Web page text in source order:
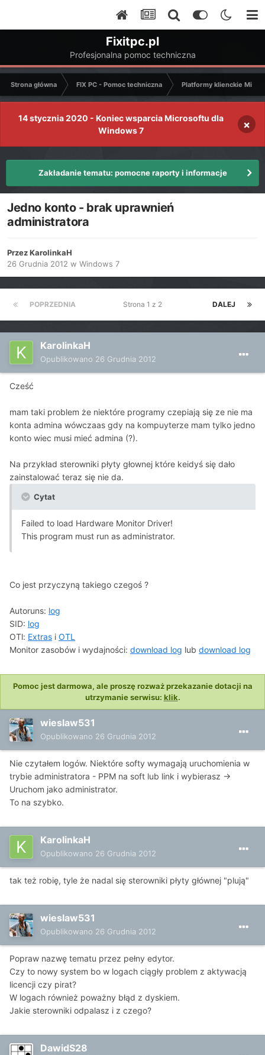
Fixitpc.pl
Profesjonalna pomoc techniczna
Strona główna FIX PC - Pomoc techniczna Platformy klienckie
14 stycznia 2020 - Koniec wsparcia Microsoftu dla
Windows 7
×
Zakładanie tematu: pomocne raporty i informacje
Jedno konto - brak uprawnień
administratora
PrzezKarolinkaH
26 Grudnia 2012 w Windows 7
POPRZEDNIA DALEJ
Strona 1 z 2
KarolinkaH
Opublikowano 26 Grudnia 2012
Cześć
mam taki problem że niektóre programy czepiają się ze nie ma
konta admina wówczaas gdy na kompuyterze mam tylko jedno
konto wiec musi mieć admina (?).
Na przykład sterowniki płyty głownej które keidyś się dało
zainstalować teraz się nie da.
Cytat
Failed to load Hardware Monitor Driver!
This program must run as administrator.
Co jest przyczyną takiego czegoś ?
Autoruns: log
SID: log
OTl: Extras i OTL
Monitor zasobów i wydajności: download log lub download log
Pomoc jest darmowa, ale proszę rozważ przekazanie dotacji na
utrzymanie serwisu: klik.
wieslaw531
Opublikowano 26 Grudnia 2012
Nie czytałem logów. Niektóre softy wymagają uruchomienia w
trybie administratora - PPM na soft lub link i wybierasz ->
Uruchom jako administrator.
To na szybko.
KarolinkaH
Opublikowano 26 Grudnia 2012
tak też robię, tyle że nadal się sterowniki płyty głównej "plują"
wieslaw531
Opublikowano 26 Grudnia 2012
Popraw nazwę tematu przez pełny edytor.
Czy to nowy system bo w logach ciągły problem z aktywacją
licencji czy pirat?
W logach również poważny błąd z dyskiem.
Jakie sterowniki odpalasz i z czego?
DawidS28